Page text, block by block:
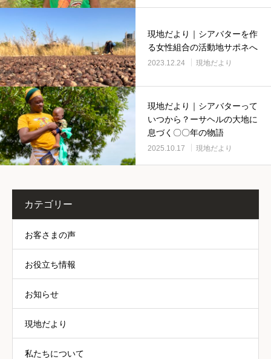
現地だより｜シアバターを作
る女性組合の活動地サポネへ
2023.12.24 現地だより
現地だより｜シアバターって
いつから？ーサヘルの大地に
息づく〇〇年の物語
2025.10.17 現地だより
カテゴリー
お客さまの声
お役立ち情報
お知らせ
現地だより
私たちについて